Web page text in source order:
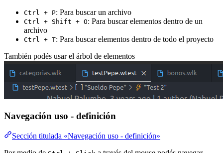
Ctrl + P: Para buscar un archivo
Ctrl + Shift + O: Para buscar elementos dentro de un
archivo
Ctrl + T: Para buscar elementos dentro de todo el proyecto
También podés usar el árbol de elementos
Navegación uso - definición
Sección titulada «Navegación uso - definición»